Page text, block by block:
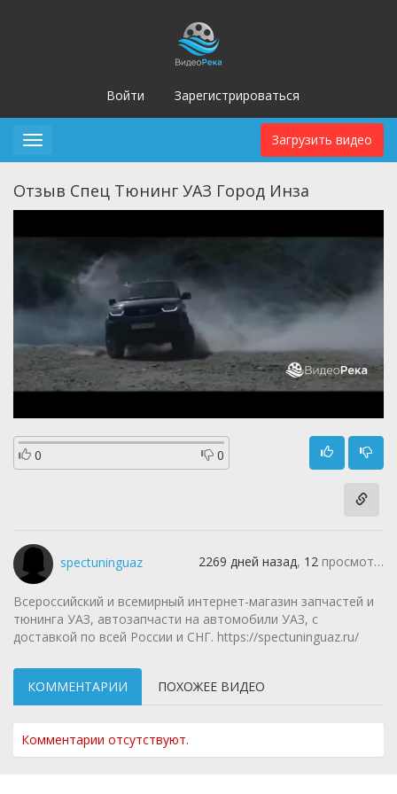
Войти Зарегистрироваться
Загрузить видео
Toggle
Отзыв Спец Тюнинг УАЗ Город Инза
0 0
spectuninguaz 2269 дней назад, 12 просмотров
Всероссийский и всемирный интернет-магазин запчастей и
тюнинга УАЗ, автозапчасти на автомобили УАЗ, с
доставкой по всей России и СНГ. https://spectuninguaz.ru/
КОММЕНТАРИИ ПОХОЖЕЕ ВИДЕО
Комментарии отсутствуют.